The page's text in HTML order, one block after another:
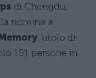
di Chengdu,
nomina a
, titolo di
151 persone in